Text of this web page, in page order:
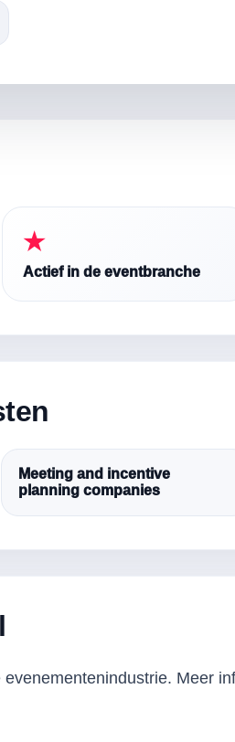
★
Actief in de eventbranche
Meeting and incentive
planning companies
Meer